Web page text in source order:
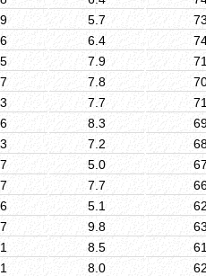
5.7
6.4
7.9
7.8
7.7
8.3
7.2
5.0
7.7
5.1
9.8
8.5
8.0